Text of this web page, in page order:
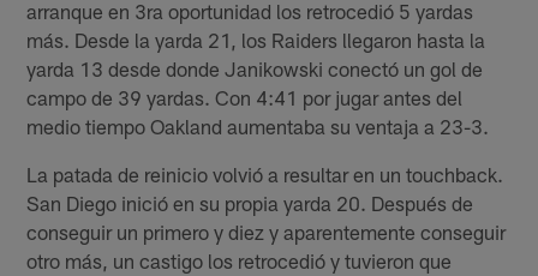
arranque en 3ra oportunidad los retrocedió 5 yardas
más. Desde la yarda 21, los Raiders llegaron hasta la
yarda 13 desde donde Janikowski conectó un gol de
campo de 39 yardas. Con 4:41 por jugar antes del
medio tiempo Oakland aumentaba su ventaja a 23-3.
La patada de reinicio volvió a resultar en un touchback.
San Diego inició en su propia yarda 20. Después de
conseguir un primero y diez y aparentemente conseguir
otro más, un castigo los retrocedió y tuvieron que